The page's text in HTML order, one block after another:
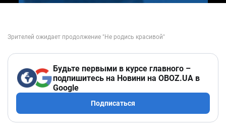
Будьте первыми в курсе главного –
подпишитесь на Новини на OBOZ.UA в
Google
Подписаться